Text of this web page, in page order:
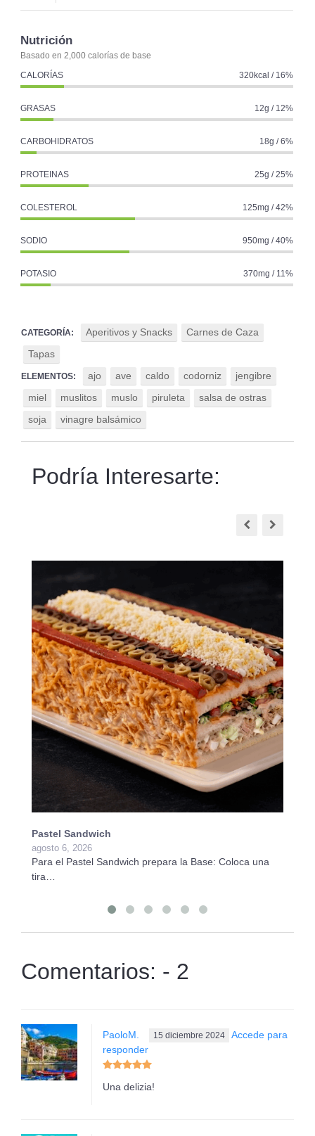
Nutrición
Basado en 2,000 calorías de base
CALORÍAS
320kcal / 16%
GRASAS 12g / 12%
CARBOHIDRATOS 18g / 6%
PROTEINAS 25g / 25%
COLESTEROL 125mg / 42%
SODIO 950mg / 40%
POTASIO 370mg / 11%
CATEGORÍA: Aperitivos y Snacks
Carnes de Caza
Tapas
ELEMENTOS: ajo ave caldo codorniz
jengibre
miel
muslitos muslo piruleta
salsa de ostras
soja
vinagre balsámico
Podría Interesarte:
Pastel Sandwich
agosto 6, 2026
Para el Pastel Sandwich prepara la Base: Coloca una
tira…
Comentarios: - 2
PaoloM. 15 diciembre 2024
Accede para
responder
Una delizia!